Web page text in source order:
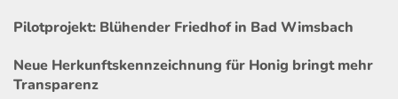
Pilotprojekt: Blühender Friedhof in Bad Wimsbach
Neue Herkunftskennzeichnung für Honig bringt mehr
Transparenz